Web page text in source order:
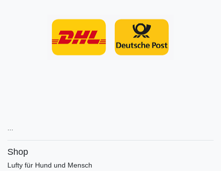
Shop
Lufty für Hund und Mensch